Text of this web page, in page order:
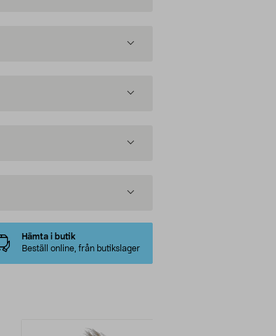
Hämta i butik
Beställ online, från butikslager